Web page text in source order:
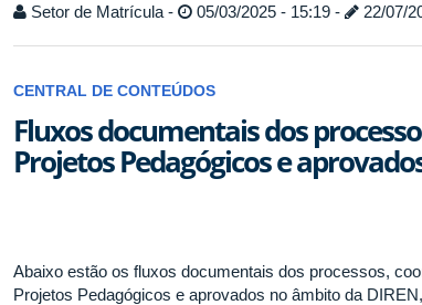
Setor de Matrícula - 05/03/2025 - 15:19 - 22/07/
CENTRAL DE CONTEÚDOS
Fluxos documentais dos
Projetos Pedagógicos e
Abaixo estão os fluxos documentais dos processos,
Projetos Pedagógicos e aprovados no âmbito da